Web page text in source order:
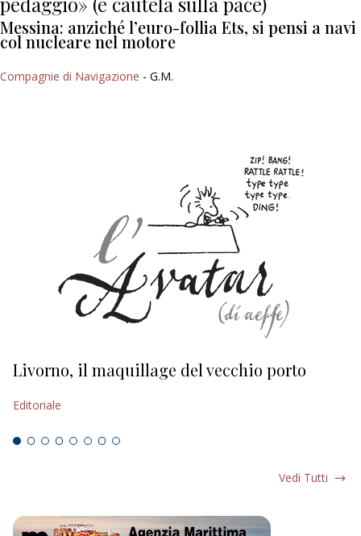
Messina: anziché l’euro-follia Ets, si pensi a navi
col nucleare nel motore
Compagnie di Navigazione - G.M.
Livorno, il maquillage del vecchio porto
Editoriale
Vedi Tutti